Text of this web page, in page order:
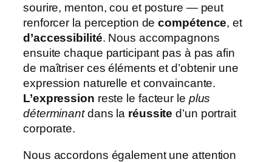
sourire, menton, cou et posture — peut
renforcer la perception decompétence, et
d’accessibilité. Nous accompagnons
ensuite chaque participant pas à pas afin
de maîtriser ces éléments et d’obtenir une
expression naturelle et convaincante.
L’expression reste le facteur le plus
déterminantdans la réussite d’un portrait
corporate.
Nous accordons également une attention